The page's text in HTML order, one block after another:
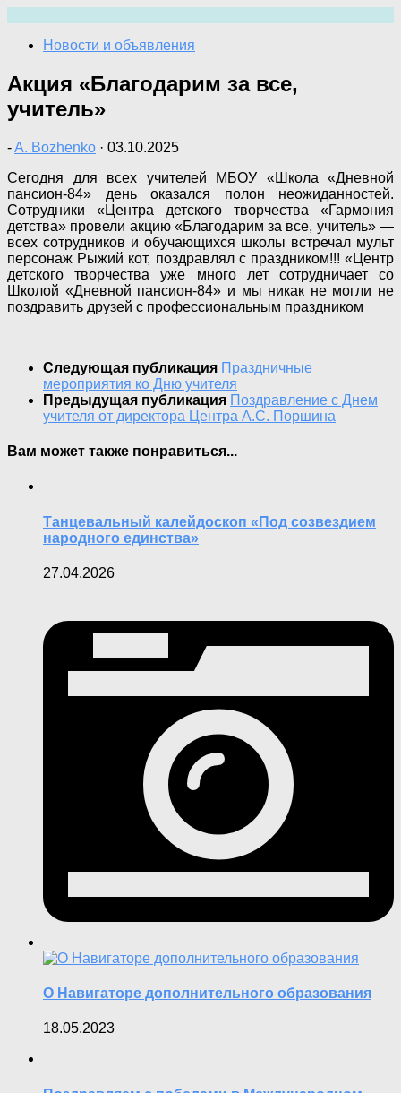
содержимому
Новости и объявления
Акция «Благодарим за все,
учитель»
-A. Bozhenko · 03.10.2025
Сегодня для всех учителей МБОУ «Школа «Дневной
пансион-84» день оказался полон неожиданностей.
Сотрудники «Центра детского творчества «Гармония
детства» провели акцию «Благодарим за все, учитель» —
всех сотрудников и обучающихся школы встречал мульт
персонаж Рыжий кот, поздравлял с праздником!!! «Центр
детского творчества уже много лет сотрудничает со
Школой «Дневной пансион-84» и мы никак не могли не
поздравить друзей с профессиональным праздником
Следующая публикация Праздничные
мероприятия ко Дню учителя
Предыдущая публикация Поздравление с Днем
учителя от директора Центра А.С. Поршина
Вам может также понравиться...
Танцевальный калейдоскоп «Под созвездием
народного единства»
27.04.2026
О Навигаторе дополнительного образования
18.05.2023